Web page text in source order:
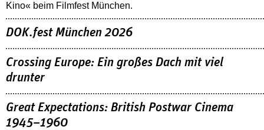
Kino« beim Filmfest München.
DOK.fest München 2026
Crossing Europe: Ein großes Dach mit viel
drunter
Great Expectations: British Postwar Cinema
1945–1960